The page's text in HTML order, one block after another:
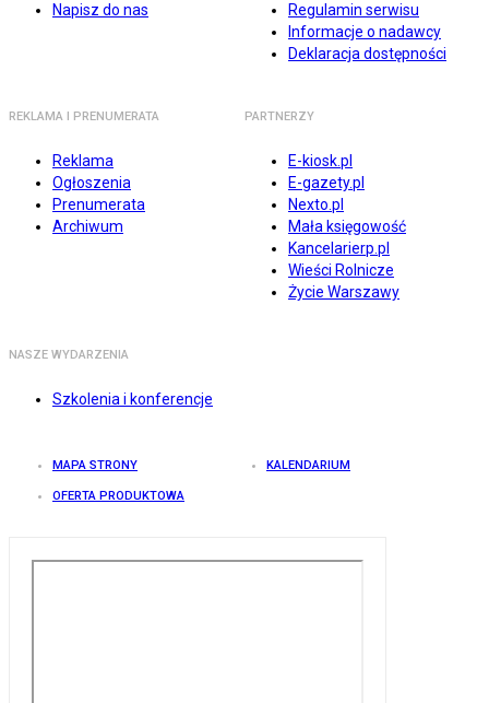
Napisz do nas
Regulamin serwisu
Informacje o nadawcy
Deklaracja dostępności
REKLAMA I PRENUMERATA
Reklama
Ogłoszenia
Prenumerata
Archiwum
PARTNERZY
E-kiosk.pl
E-gazety.pl
Nexto.pl
Mała księgowość
Kancelarierp.pl
Wieści Rolnicze
Życie Warszawy
NASZE WYDARZENIA
Szkolenia i konferencje
MAPA STRONY KALENDARIUM
OFERTA PRODUKTOWA